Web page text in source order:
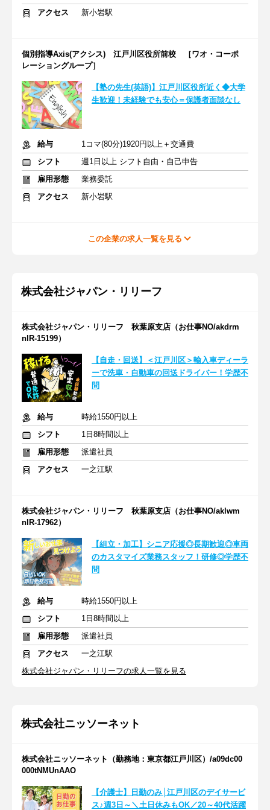
アクセス
新小岩駅
個別指導Axis(アクシス) 江戸川区役所前校 ［ワオ・コーポ
レーショングループ］
【塾の先生(英語)】江戸川区役所近く◆大学
生歓迎！未経験でも安心＝保護者面談なし
給与
1コマ(80分)1920円以上＋交通費
シフト
週1日以上 シフト自由・自己申告
雇用形態
業務委託
アクセス
新小岩駅
この企業の求人一覧を見る
株式会社ジャパン・リリーフ
株式会社ジャパン・リリーフ 秋葉原支店（お仕事NO/akdrm
nlR-15199）
【自走・回送】＜江戸川区＞輸入車ディーラ
ーで洗車・自動車の回送ドライバー！学歴不
問
給与
時給1550円以上
シフト
1日8時間以上
雇用形態
派遣社員
アクセス
一之江駅
株式会社ジャパン・リリーフ 秋葉原支店（お仕事NO/aklwm
nlR-17962）
【組立・加工】シニア応援◎長期歓迎◎車両
のカスタマイズ業務スタッフ！研修◎学歴不
問
給与
時給1550円以上
シフト
1日8時間以上
雇用形態
派遣社員
アクセス
一之江駅
株式会社ジャパン・リリーフの求人一覧を見る
株式会社ニッソーネット
株式会社ニッソーネット（勤務地：東京都江戸川区）/a09dc00
000tNMUnAAO
【介護士】日勤のみ│江戸川区のデイサービ
ス♪週3日～＼土日休みもOK／20～40代活躍